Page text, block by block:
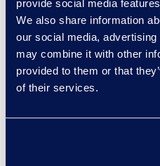
provide social media
We also share information
our social media,
may combine it with other
provided to them or that
of their services.
eficiência e
do processo
entanto, ela
custo inicial